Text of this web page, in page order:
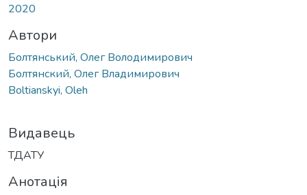
2020
Автори
Болтянський, Олег Володимирович
Болтянский, Олег Владимирович
Boltianskyi, Oleh
Видавець
ТДАТУ
Анотація